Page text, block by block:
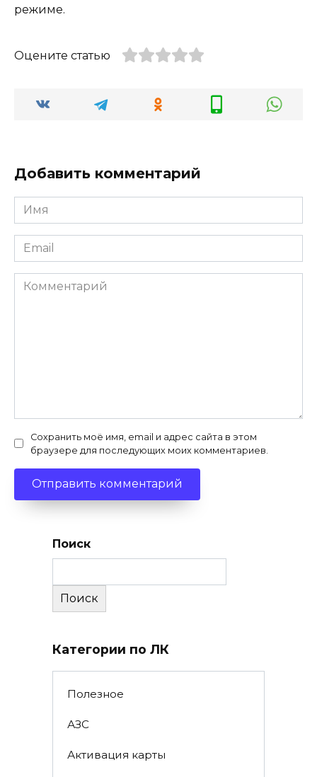
режиме.
Оцените статью
Добавить комментарий
Имя
*
Email
*
Комментарий
Сохранить моё имя, email и адрес сайта в этом
браузере для последующих моих комментариев.
Поиск
Поиск
Категории по ЛК
Полезное
АЗС
Активация карты